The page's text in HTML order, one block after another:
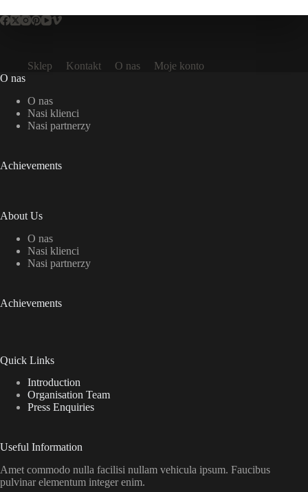
Sklep Kontakt O nas
Moje konto
O nas
O nas
Nasi klienci
Nasi partnerzy
Achievements
About Us
O nas
Nasi klienci
Nasi partnerzy
Achievements
Quick Links
Introduction
Organisation Team
Press Enquiries
Useful Information
Amet commodo nulla facilisi nullam vehicula ipsum. Faucibus
pulvinar elementum integer enim.